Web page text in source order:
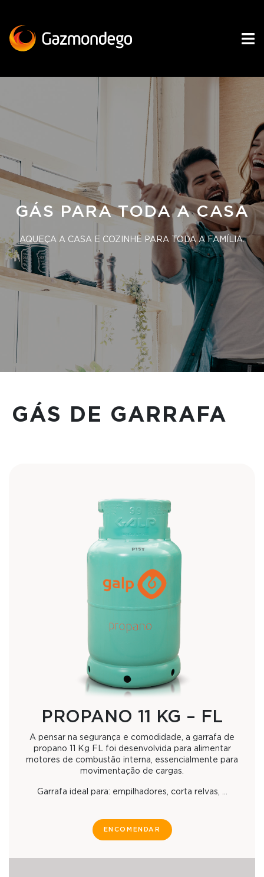
GÁS PARA TODA A CASA
AQUEÇA A CASA E COZINHE PARA TODA A FAMÍLIA.
GÁS DE GARRAFA
PROPANO 11 KG – FL
A pensar na segurança e comodidade, a garrafa de
propano 11 Kg FL foi desenvolvida para alimentar
motores de combustão interna, essencialmente para
movimentação de cargas.
Garrafa ideal para: empilhadores, corta relvas, …
ENCOMENDAR